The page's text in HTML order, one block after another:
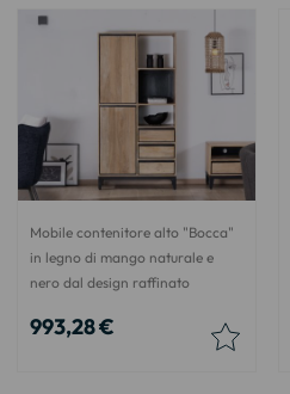
Mobile contenitore alto "Bocca"
in legno di mango naturale e
nero dal design raffinato
993,28 €